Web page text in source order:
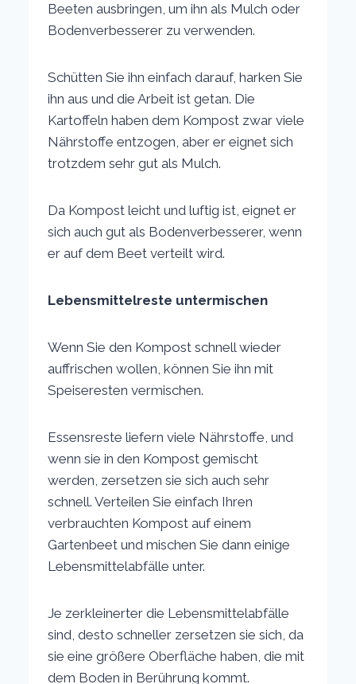
Beeten ausbringen, um ihn als Mulch oder
Bodenverbesserer zu verwenden.
Schütten Sie ihn einfach darauf, harken Sie
ihn aus und die Arbeit ist getan. Die
Kartoffeln haben dem Kompost zwar viele
Nährstoffe entzogen, aber er eignet sich
trotzdem sehr gut als Mulch.
Da Kompost leicht und luftig ist, eignet er
sich auch gut als Bodenverbesserer, wenn
er auf dem Beet verteilt wird.
Lebensmittelreste untermischen
Wenn Sie den Kompost schnell wieder
auffrischen wollen, können Sie ihn mit
Speiseresten vermischen.
Essensreste liefern viele Nährstoffe, und
wenn sie in den Kompost gemischt
werden, zersetzen sie sich auch sehr
schnell. Verteilen Sie einfach Ihren
verbrauchten Kompost auf einem
Gartenbeet und mischen Sie dann einige
Lebensmittelabfälle unter.
Je zerkleinerter die Lebensmittelabfälle
sind, desto schneller zersetzen sie sich, da
sie eine größere Oberfläche haben, die mit
dem Boden in Berührung kommt.